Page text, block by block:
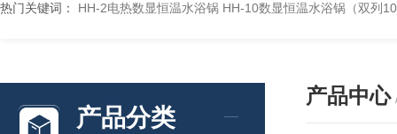
热门关键词： HH-2电热数显恒温水浴锅 HH-10数显恒温水浴锅（双列
产品分类
产品中心